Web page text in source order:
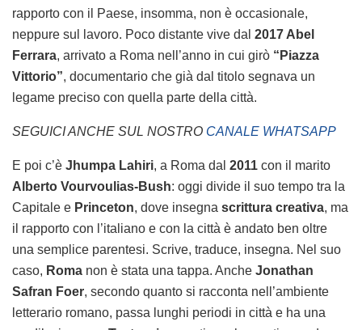
rapporto con il Paese, insomma, non è occasionale,
neppure sul lavoro. Poco distante vive dal 2017 Abel
Ferrara, arrivato a Roma nell’anno in cui girò “Piazza
Vittorio”, documentario che già dal titolo segnava un
legame preciso con quella parte della città.
SEGUICI ANCHE SUL NOSTRO CANALE WHATSAPP
E poi c’è Jhumpa Lahiri, a Roma dal 2011 con il marito
Alberto Vourvoulias-Bush: oggi divide il suo tempo tra la
Capitale e Princeton, dove insegna scrittura creativa, ma
il rapporto con l’italiano e con la città è andato ben oltre
una semplice parentesi. Scrive, traduce, insegna. Nel suo
caso, Roma non è stata una tappa. Anche Jonathan
Safran Foer, secondo quanto si racconta nell’ambiente
letterario romano, passa lunghi periodi in città e ha una